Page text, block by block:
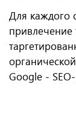
Для каждого
привлечение
Google -